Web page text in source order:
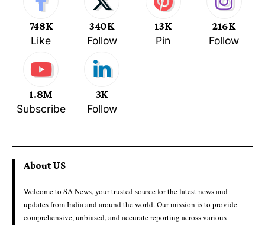
748K
Like
340K
Follow
13K
Pin
216K
Follow
1.8M
Subscribe
3K
Follow
About US
Welcome to SA News, your trusted source for the latest news and
updates from India and around the world. Our mission is to provide
comprehensive, unbiased, and accurate reporting across various